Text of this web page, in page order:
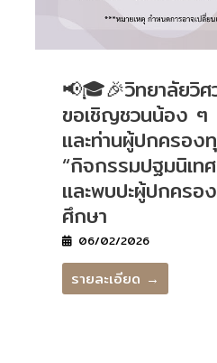
📢🎓🎉วิทยาลัยวิ
ขอเชิญชวนน้อง ๆ
และท่านผู้ปกครอง
“กิจกรรมปฐมนิเท
และพบปะผู้ปกครอ
ศึกษา
06/02/2026
รายละเอียด →